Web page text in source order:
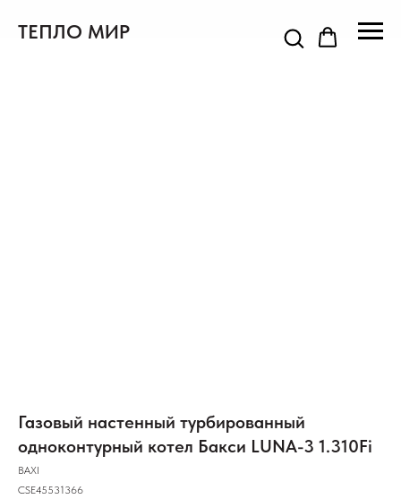
ТЕПЛО МИР
Газовый настенный турбированный
одноконтурный котел Бакси LUNA-3 1.310Fi
BAXI
CSE45531366